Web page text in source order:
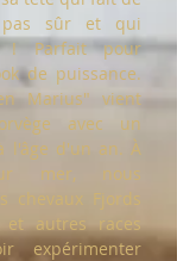
sûr et qui
! Parfait pour
de puissance.
Marius" vient
avec un
l'âge d'un an. À
mer, nous
chevaux Fjords
et autres races
expérimenter